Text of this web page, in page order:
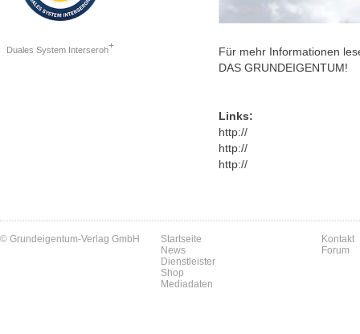
Duales System Interseroh+
Für mehr Informationen
DAS GRUNDEIGENTUM!
Links:
http://
http://
http://
© Grundeigentum-Verlag GmbH
Startseite
News
Dienstleister
Shop
Mediadaten
Kontakt
Forum